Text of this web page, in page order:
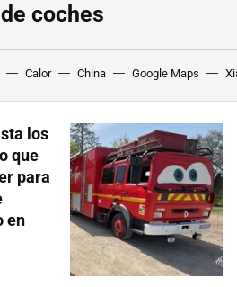
coches
Calor China Google Maps
los
que
para
en